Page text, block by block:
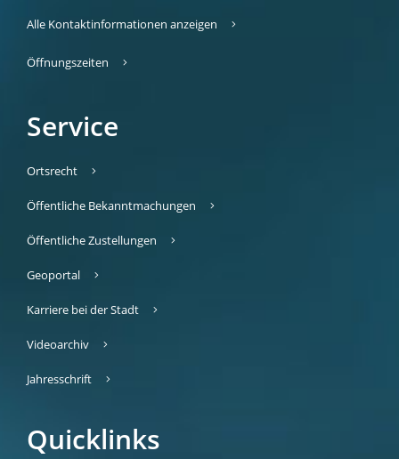
Alle Kontaktinformationen anzeigen
Öffnungszeiten
Service
Ortsrecht
Öffentliche Bekanntmachungen
Öffentliche Zustellungen
Geoportal
Karriere bei der Stadt
Videoarchiv
Jahresschrift
Quicklinks